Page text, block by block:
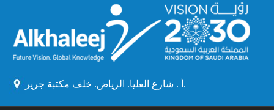
أ . شارع العليا. الرياض. خلف مكتبة جرير.